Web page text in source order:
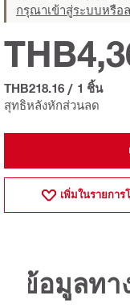
กรุณาเข้าสู่ระบบหรือ
สุทธิหลังหักส่วนลด
THB218.16 / 1 ชิ้น
เพิ่มในรายการ
ข้อมูลทา